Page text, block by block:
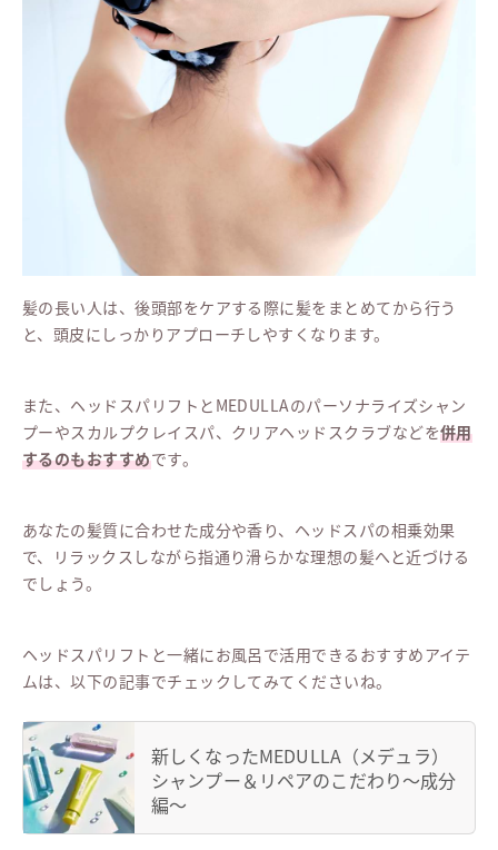
髪の長い人は、後頭部をケアする際に髪をまとめてから行う
と、頭皮にしっかりアプローチしやすくなります。
また、ヘッドスパリフトとMEDULLAのパーソナライズシャン
プーやスカルプクレイスパ、クリアヘッドスクラブなどを併用
するのもおすすめです。
あなたの髪質に合わせた成分や香り、ヘッドスパの相乗効果
で、リラックスしながら指通り滑らかな理想の髪へと近づける
でしょう。
ヘッドスパリフトと一緒にお風呂で活用できるおすすめアイテ
ムは、以下の記事でチェックしてみてくださいね。
新しくなったMEDULLA（メデュラ）
シャンプー＆リペアのこだわり〜成分
編〜